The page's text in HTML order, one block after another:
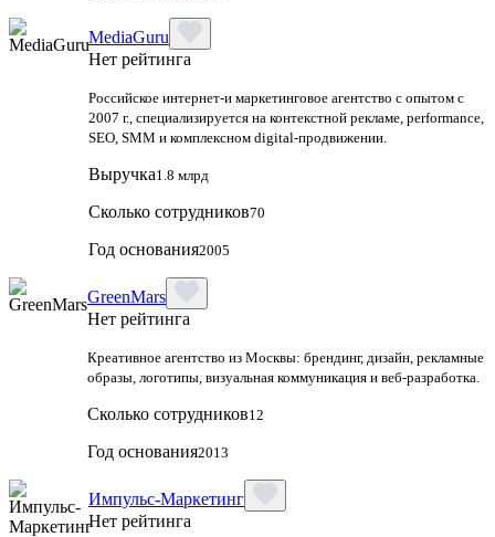
MediaGuru
Нет рейтинга
Российское интернет-и маркетинговое агентство с опытом с
2007 г., специализируется на контекстной рекламе, performance,
SEO, SMM и комплексном digital-продвижении.
Выручка1.8 млрд
Сколько сотрудников70
Год основания2005
GreenMars
Нет рейтинга
Креативное агентство из Москвы: брендинг, дизайн, рекламные
образы, логотипы, визуальная коммуникация и веб-разработка.
Сколько сотрудников12
Год основания2013
Импульс-Маркетинг
Нет рейтинга